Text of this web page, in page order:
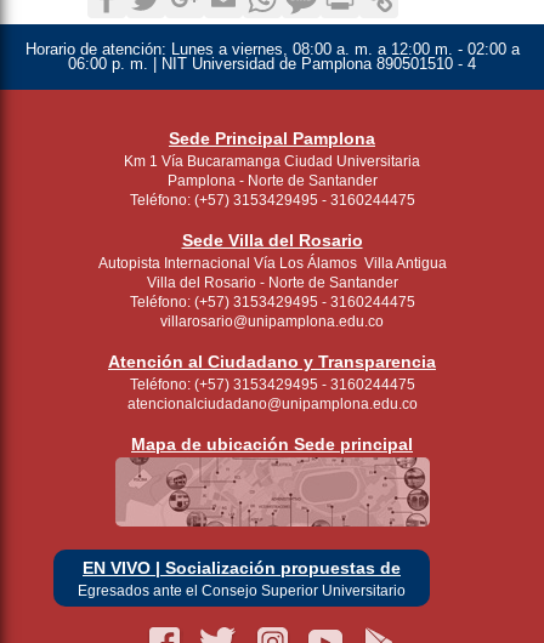
Horario de atención: Lunes a viernes, 08:00 a. m. a 12:00 m. - 02:00 a
06:00 p. m. | NIT Universidad de Pamplona 890501510 - 4
Sede Principal Pamplona
Km 1 Vía Bucaramanga Ciudad Universitaria
Pamplona - Norte de Santander
Teléfono: (+57) 3153429495 - 3160244475
Sede Villa del Rosario
Autopista Internacional Vía Los Álamos Villa Antigua
Villa del Rosario - Norte de Santander
Teléfono: (+57) 3153429495 - 3160244475
villarosario@unipamplona.edu.co
Atención al Ciudadano y Transparencia
Teléfono: (+57) 3153429495 - 3160244475
atencionalciudadano@unipamplona.edu.co
Mapa de ubicación Sede principal
EN VIVO | Socialización propuestas de
Egresados ante el Consejo Superior Universitario